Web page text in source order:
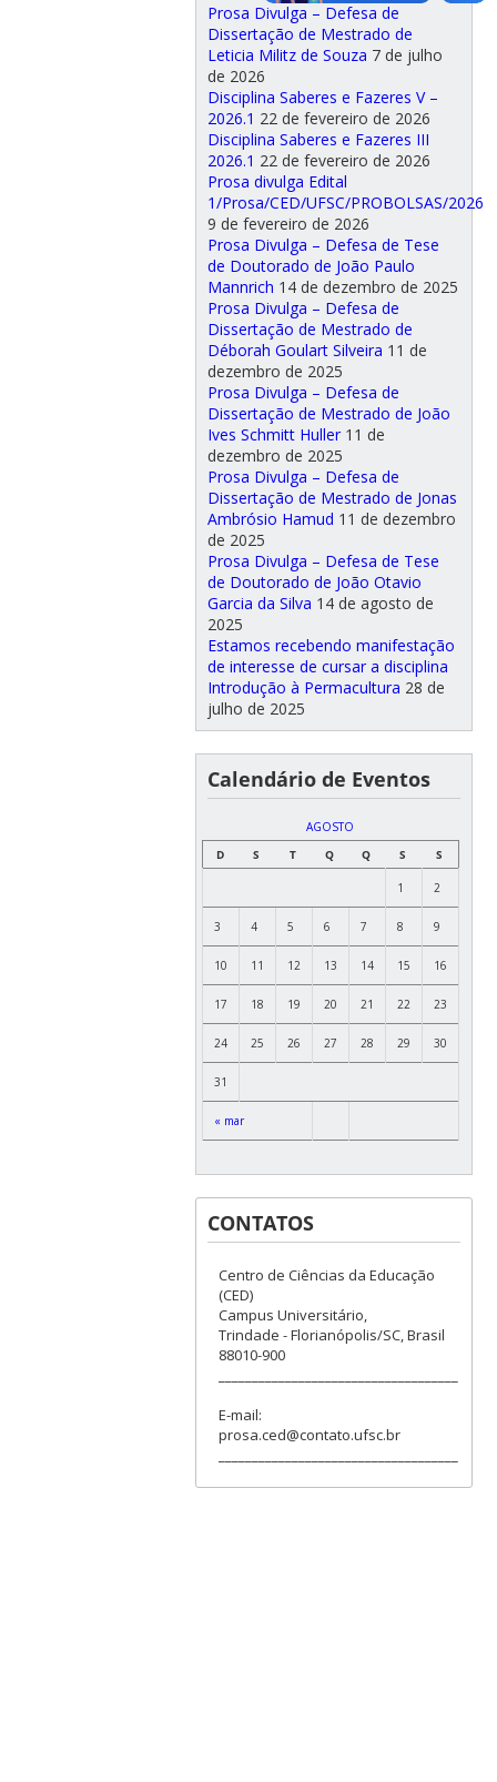
Prosa Divulga – Defesa de
Dissertação de Mestrado de
Leticia Militz de Souza 7 de julho
de 2026
Disciplina Saberes e Fazeres V –
2026.1 22 de fevereiro de 2026
Disciplina Saberes e Fazeres III
2026.1 22 de fevereiro de 2026
Prosa divulga Edital
1/Prosa/CED/UFSC/PROBOLSAS/2026
9 de fevereiro de 2026
Prosa Divulga – Defesa de Tese
de Doutorado de João Paulo
Mannrich 14 de dezembro de 2025
Prosa Divulga – Defesa de
Dissertação de Mestrado de
Déborah Goulart Silveira 11 de
dezembro de 2025
Prosa Divulga – Defesa de
Dissertação de Mestrado de João
Ives Schmitt Huller 11 de
dezembro de 2025
Prosa Divulga – Defesa de
Dissertação de Mestrado de Jonas
Ambrósio Hamud 11 de dezembro
de 2025
Prosa Divulga – Defesa de Tese
de Doutorado de João Otavio
Garcia da Silva 14 de agosto de
2025
Estamos recebendo manifestação
de interesse de cursar a disciplina
Introdução à Permacultura 28 de
julho de 2025
Calendário de Eventos
AGOSTO
D
S T Q Q S S
« mar
1 2
3 4 5 6 7 8 9
10 11 12 13 14 15 16
17 18 19 20 21 22 23
24 25 26 27 28 29 30
31
CONTATOS
Centro de Ciências da Educação
(CED)
Campus Universitário,
Trindade - Florianópolis/SC, Brasil
88010-900
E-mail:
prosa.ced@contato.ufsc.br